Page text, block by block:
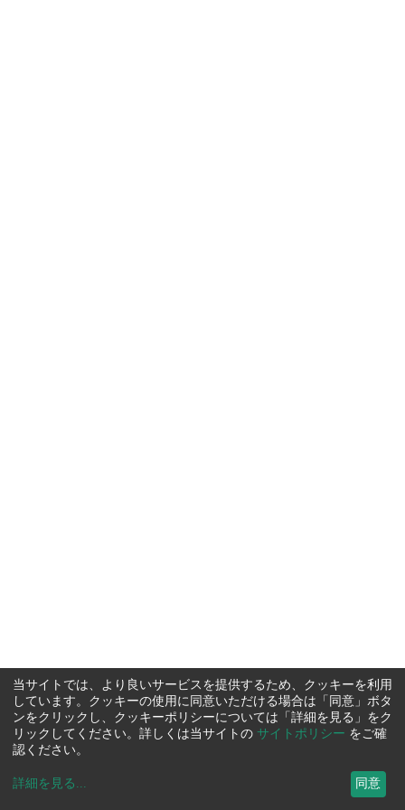
当サイトでは、より良いサービスを提供するため、クッキーを利用
しています。クッキーの使用に同意いただける場合は「同意」ボタ
ンをクリックし、クッキーポリシーについては「詳細を見る」をク
リックしてください。詳しくは当サイトの サイトポリシー をご確
認ください。
詳細を見る ... 同意